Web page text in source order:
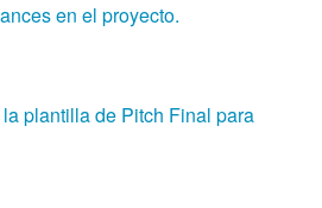
en el proyecto.
plantilla de Pitch Final para